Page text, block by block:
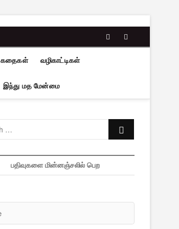
facebooktwitter
கதைகள் வழிகாட்டிகள்
இந்து மத மேன்மை
பதிவுகளை மின்னஞ்சலில் பெற